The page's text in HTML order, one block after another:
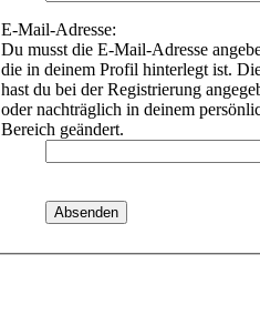
E-Mail-Adresse:
Du musst die E-Mail-Adresse
die in deinem Profil hinterlegt ist.
hast du bei der Registrierung
oder nachträglich in deinem
Bereich geändert.